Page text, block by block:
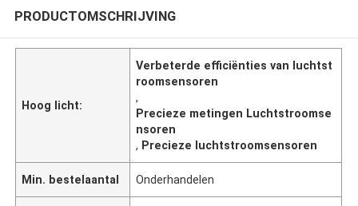
PRODUCTOMSCHRIJVING
Hoog licht:
Verbeterde efficiënties van luchtst
roomsensoren
,
Precieze metingen Luchtstroomse
nsoren
, Precieze luchtstroomsensoren
Min. bestelaantal Onderhandelen